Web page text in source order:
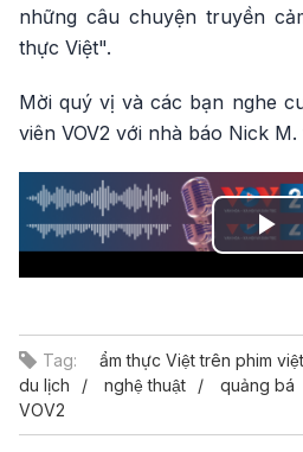
những câu chuyện truyền
thực Việt".
Mời quý vị và các bạn nghe
viên VOV2 với nhà báo Nick M.
Tag: ẩm thực Việt trên phim việt
du lịch
nghệ thuật quảng bá
VOV2